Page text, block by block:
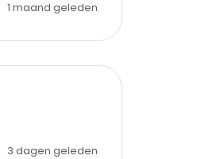
1 maand geleden
3 dagen geleden